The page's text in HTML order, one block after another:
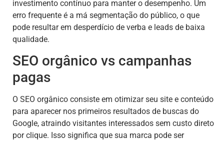
investimento contínuo para manter o desempenho. Um
erro frequente é a má segmentação do público, o que
pode resultar em desperdício de verba e leads de baixa
qualidade.
SEO orgânico vs campanhas
pagas
O SEO orgânico consiste em otimizar seu site e conteúdo
para aparecer nos primeiros resultados de buscas do
Google, atraindo visitantes interessados sem custo direto
por clique. Isso significa que sua marca pode ser